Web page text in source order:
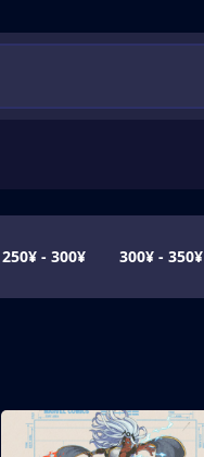
250¥ - 300¥ 300¥ - 350¥